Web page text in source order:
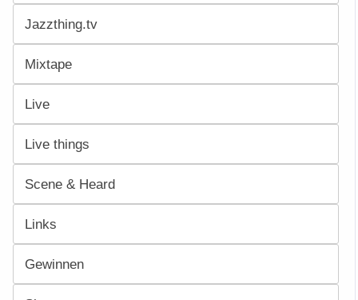
Jazzthing.tv
Mixtape
Live
Live things
Scene & Heard
Links
Gewinnen